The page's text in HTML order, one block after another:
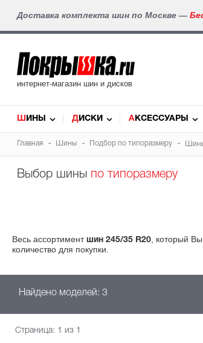
Доставка комплекта шин по Москве —
интернет-магазин шин и дисков
ШИНЫ ДИСКИ АКСЕССУАРЫ
Главная Шины Подбор по типоразмеру
Выбор шины по типоразмеру
Весь ассортимент шин 245/35 R20
, который
количество для покупки.
Найдено моделей: 3
Страница: 1 из 1